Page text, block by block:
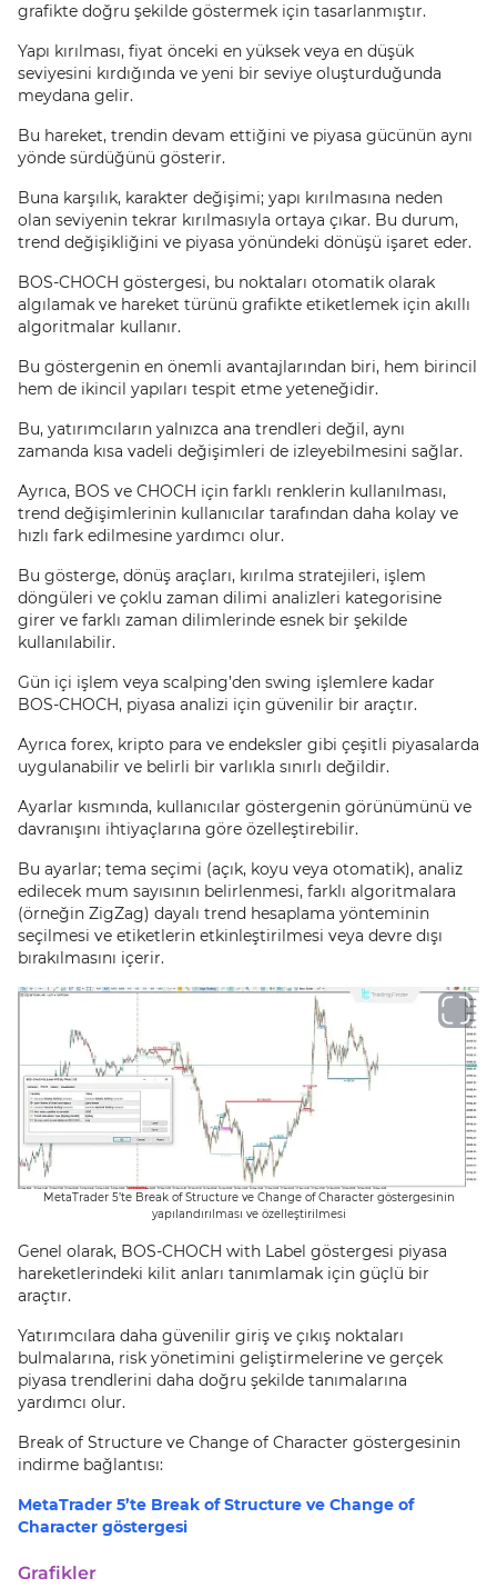
grafikte doğru şekilde göstermek için tasarlanmıştır.
Yapı kırılması, fiyat önceki en yüksek veya en düşük
seviyesini kırdığında ve yeni bir seviye oluşturduğunda
meydana gelir.
Bu hareket, trendin devam ettiğini ve piyasa gücünün aynı
yönde sürdüğünü gösterir.
Buna karşılık, karakter değişimi; yapı kırılmasına neden
olan seviyenin tekrar kırılmasıyla ortaya çıkar. Bu durum,
trend değişikliğini ve piyasa yönündeki dönüşü işaret eder.
BOS-CHOCH göstergesi, bu noktaları otomatik olarak
algılamak ve hareket türünü grafikte etiketlemek için akıllı
algoritmalar kullanır.
Bu göstergenin en önemli avantajlarından biri, hem birincil
hem de ikincil yapıları tespit etme yeteneğidir.
Bu, yatırımcıların yalnızca ana trendleri değil, aynı
zamanda kısa vadeli değişimleri de izleyebilmesini sağlar.
Ayrıca, BOS ve CHOCH için farklı renklerin kullanılması,
trend değişimlerinin kullanıcılar tarafından daha kolay ve
hızlı fark edilmesine yardımcı olur.
Bu gösterge, dönüş araçları, kırılma stratejileri, işlem
döngüleri ve çoklu zaman dilimi analizleri kategorisine
girer ve farklı zaman dilimlerinde esnek bir şekilde
kullanılabilir.
Gün içi işlem veya scalping’den swing işlemlere kadar
BOS-CHOCH, piyasa analizi için güvenilir bir araçtır.
Ayrıca forex, kripto para ve endeksler gibi çeşitli piyasalarda
uygulanabilir ve belirli bir varlıkla sınırlı değildir.
Ayarlar kısmında, kullanıcılar göstergenin görünümünü ve
davranışını ihtiyaçlarına göre özelleştirebilir.
Bu ayarlar; tema seçimi (açık, koyu veya otomatik), analiz
edilecek mum sayısının belirlenmesi, farklı algoritmalara
(örneğin ZigZag) dayalı trend hesaplama yönteminin
seçilmesi ve etiketlerin etkinleştirilmesi veya devre dışı
bırakılmasını içerir.
MetaTrader 5’te Break of Structure ve Change of Character göstergesinin
yapılandırılması ve özelleştirilmesi
Genel olarak, BOS-CHOCH with Label göstergesi piyasa
hareketlerindeki kilit anları tanımlamak için güçlü bir
araçtır.
Yatırımcılara daha güvenilir giriş ve çıkış noktaları
bulmalarına, risk yönetimini geliştirmelerine ve gerçek
piyasa trendlerini daha doğru şekilde tanımalarına
yardımcı olur.
Break of Structure ve Change of Character göstergesinin
indirme bağlantısı:
MetaTrader 5’te Break of Structure ve Change of
Character göstergesi
Grafikler